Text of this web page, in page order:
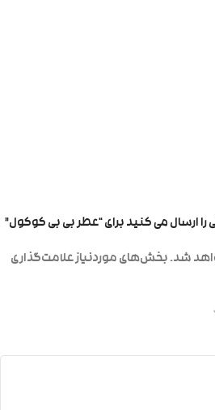
ارسال می کنید برای “عطر بی بی کوکول”
شد.بخش‌های موردنیاز علامت‌گذاری